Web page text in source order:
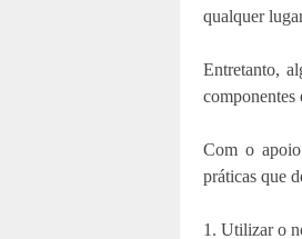
qualquer
Entretanto,
componentes
Com o
práticas que
1. Utilizar o